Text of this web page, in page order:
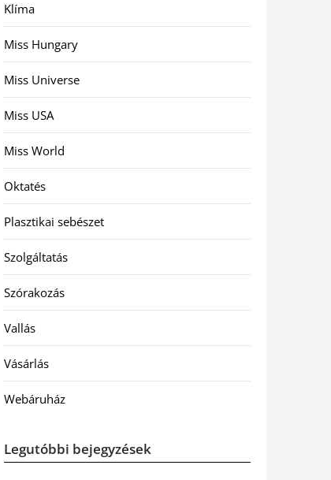
Klíma
Miss Hungary
Miss Universe
Miss USA
Miss World
Oktatés
Plasztikai sebészet
Szolgáltatás
Szórakozás
Vallás
Vásárlás
Webáruház
Legutóbbi bejegyzések